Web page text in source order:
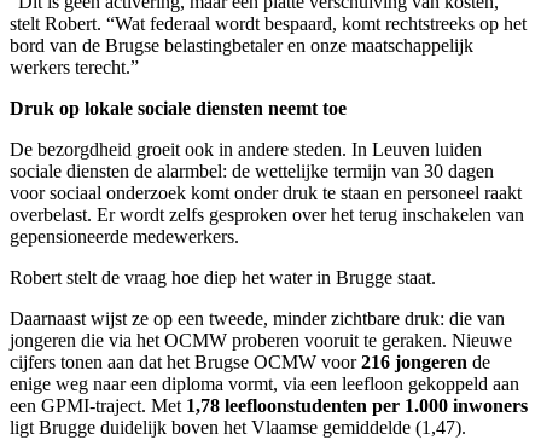
stelt Robert. “Wat federaal wordt bespaard, komt rechtstreeks op het
bord van de Brugse belastingbetaler en onze maatschappelijk
werkers terecht.”
Druk op lokale sociale diensten neemt toe
De bezorgdheid groeit ook in andere steden. In Leuven luiden
sociale diensten de alarmbel: de wettelijke termijn van 30 dagen
voor sociaal onderzoek komt onder druk te staan en personeel raakt
overbelast. Er wordt zelfs gesproken over het terug inschakelen van
gepensioneerde medewerkers.
Robert stelt de vraag hoe diep het water in Brugge staat.
Daarnaast wijst ze op een tweede, minder zichtbare druk: die van
jongeren die via het OCMW proberen vooruit te geraken. Nieuwe
cijfers tonen aan dat het Brugse OCMW voor216 jongeren de
enige weg naar een diploma vormt, via een leefloon gekoppeld aan
een GPMI-traject. Met 1,78 leefloonstudenten per 1.000 inwoners
ligt Brugge duidelijk boven het Vlaamse gemiddelde (1,47).